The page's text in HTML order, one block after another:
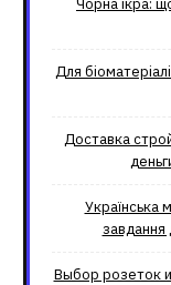
Чорна ікра:
Для
Доставка
Українська
завдання
Выбор розеток